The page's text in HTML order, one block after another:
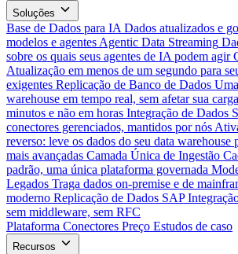
Soluções
Base de Dados para IA Dados atualizados e
modelos e agentes Agentic Data Streaming
sobre os quais seus agentes de IA podem agir
Atualização em menos de um segundo para
exigentes Replicação de Banco de Dados
warehouse em tempo real, sem afetar sua
minutos e não em horas Integração de Dados
conectores gerenciados, mantidos por nós
reverso: leve os dados do seu data warehouse
mais avançadas Camada Única de Ingestão
padrão, uma única plataforma governada
Legados Traga dados on-premise e de
moderno Replicação de Dados SAP
sem middleware, sem RFC
Plataforma Conectores Preço Estudos de caso
Recursos